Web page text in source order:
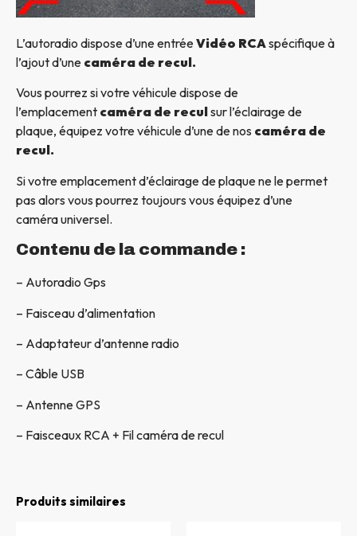
L’autoradio dispose d’une entréeVidéo RCAspécifique à
l’ajout d’une caméra de recul.
Vous pourrez si votre véhicule dispose de
l’emplacement caméra de reculsur l’éclairage de
plaque, équipez votre véhicule d’une de nos caméra de
recul.
Si votre emplacement d’éclairage de plaque ne le permet
pas alors vous pourrez toujours vous équipez d’une
caméra universel.
Contenu de la commande :
– Autoradio Gps
– Faisceau d’alimentation
– Adaptateur d’antenne radio
– Câble USB
– Antenne GPS
– Faisceaux RCA + Fil caméra de recul
Produits similaires